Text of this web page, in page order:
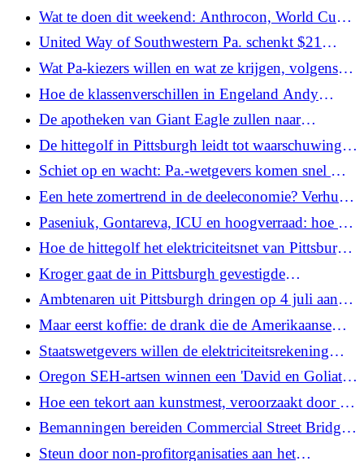
te wedden, ondanks pogingen om handel met
voorkennis te beteugelen
Wat te doen dit weekend: Anthrocon, World Cup
Fan Zone en Four of July-vieringen
United Way of Southwestern Pa. schenkt $21
miljoen aan 121 non-profitorganisaties in de regio
en viert 100-jarig jubileum
Wat Pa-kiezers willen en wat ze krijgen, volgens
een recente peiling
Hoe de klassenverschillen in Engeland Andy
Burnham vormden, de waarschijnlijke volgende
premier van Groot-Brittannië
De apotheken van Giant Eagle zullen naar
verwachting gewoon doorgaan onder de Kroger-
deal
De hittegolf in Pittsburgh leidt tot waarschuwingen
voor stroomuitval, vroegtijdige afvalinzameling en
sluiting van carrousels
Schiet op en wacht: Pa.-wetgevers komen snel met
wetsvoorstellen om de bouw van datacenters te
pauzeren
Een hete zomertrend in de deeleconomie? Verhuur
zwembaden
Paseniuk, Gontareva, ICU en hoogverraad: hoe het
Bureau van de Procureur-Generaal het onderzoek
startte en vervolgens abrupt stopette
Hoe de hittegolf het elektriciteitsnet van Pittsburgh
onder druk zet
Kroger gaat de in Pittsburgh gevestigde
supermarktketen Giant Eagle overnemen, maar de
naam blijft hetzelfde
Ambtenaren uit Pittsburgh dringen op 4 juli aan
op de veiligheid en zeggen dat 'verstorend gedrag'
niet zal worden getolereerd
Maar eerst koffie: de drank die de Amerikaanse
Revolutie energie gaf
Staatswetgevers willen de elektriciteitsrekening
verlagen. De gevolgen voor de begroting zijn
wellicht te groot om te slikken.
Oregon SEH-artsen winnen een 'David en Goliath'-
strijd tegen een nationaal bedrijf
Hoe een tekort aan kunstmest, veroorzaakt door de
oorlog in Iran, de Amerikaanse voedselprijzen zou
kunnen beïnvloeden
Bemanningen bereiden Commercial Street Bridge
voor op de grote glijbaan en dringen er bij
Steun door non-profitorganisaties aan het